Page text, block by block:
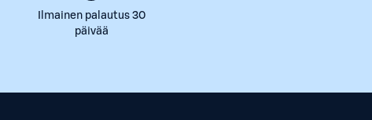
Ilmainen palautus 30
päivää